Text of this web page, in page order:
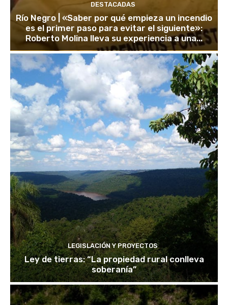
DESTACADAS
Río Negro | «Saber por qué empieza un incendio
es el primer paso para evitar el siguiente»:
Roberto Molina lleva su experiencia a una...
LEGISLACIÓN Y PROYECTOS
Ley de tierras: “La propiedad rural conlleva
soberanía”